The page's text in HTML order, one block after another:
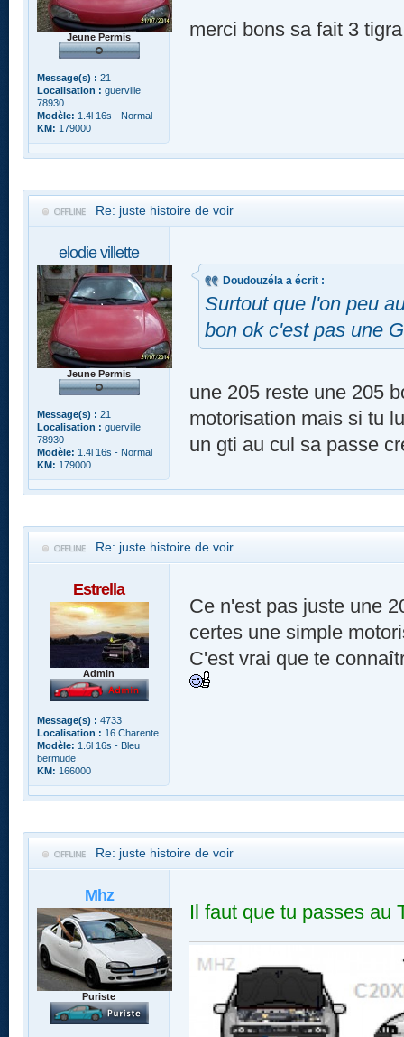
Jeune Permis
Message(s) : 21
Localisation : guerville
78930
Modèle: 1.4l 16s - Normal
KM: 179000
merci bons sa fait 3
Re: juste histoire de voir
elodie villette
Jeune Permis
Message(s) : 21
Localisation : guerville
78930
Modèle: 1.4l 16s - Normal
KM: 179000
Doudouzéla a écrit :
Surtout que l'on peu
bon ok c'est pas une
une 205 reste une 205
motorisation mais si tu
un gti au cul sa passe
Re: juste histoire de voir
Estrella
Admin
Message(s) : 4733
Localisation : 16 Charente
Modèle: 1.6l 16s - Bleu
bermude
KM: 166000
Ce n'est pas juste une
certes une simple
C'est vrai que te
Re: juste histoire de voir
Mhz
Puriste
Il faut que tu passes au